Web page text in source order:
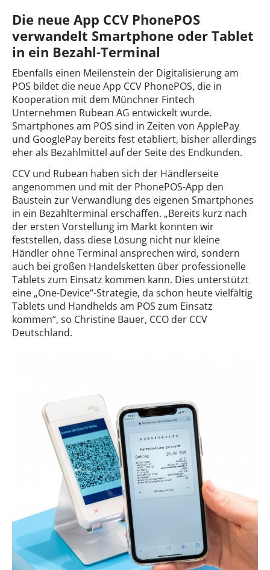
Die neue App CCV PhonePOS
verwandelt Smartphone oder Tablet
in ein Bezahl-Terminal
Ebenfalls einen Meilenstein der Digitalisierung am
POS bildet die neue App CCV PhonePOS, die in
Kooperation mit dem Münchner Fintech
Unternehmen Rubean AG entwickelt wurde.
Smartphones am POS sind in Zeiten von ApplePay
und GooglePay bereits fest etabliert, bisher allerdings
eher als Bezahlmittel auf der Seite des Endkunden.
CCV und Rubean haben sich der Händlerseite
angenommen und mit der PhonePOS-App den
Baustein zur Verwandlung des eigenen Smartphones
in ein Bezahlterminal erschaffen. „Bereits kurz nach
der ersten Vorstellung im Markt konnten wir
feststellen, dass diese Lösung nicht nur kleine
Händler ohne Terminal ansprechen wird, sondern
auch bei großen Handelsketten über professionelle
Tablets zum Einsatz kommen kann. Dies unterstützt
eine „One-Device“-Strategie, da schon heute vielfältig
Tablets und Handhelds am POS zum Einsatz
kommen“, so Christine Bauer, CCO der CCV
Deutschland.